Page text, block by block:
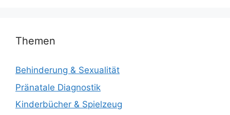
Themen
Behinderung & Sexualität
Pränatale Diagnostik
Kinderbücher & Spielzeug